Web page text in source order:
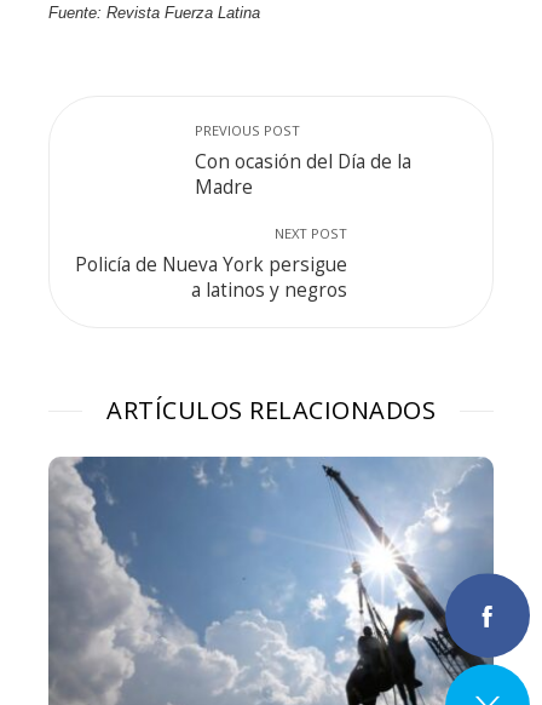
Fuente: Revista Fuerza Latina
PREVIOUS POST
Con ocasión del Día de la
Madre
NEXT POST
Policía de Nueva York persigue
a latinos y negros
ARTÍCULOS RELACIONADOS